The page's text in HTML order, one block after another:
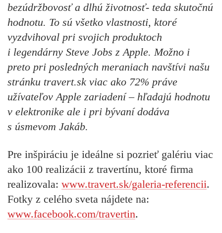
bezúdržbovosť a dlhú životnosť- teda skutočnú
hodnotu. To sú všetko vlastnosti, ktoré
vyzdvihoval pri svojich produktoch
i legendárny Steve Jobs z Apple. Možno i
preto pri posledných meraniach navštívi našu
stránku travert.sk viac ako 72% práve
užívateľov Apple zariadení – hľadajú hodnotu
v elektronike ale i pri bývaní dodáva
s úsmevom Jakáb.
Pre inšpiráciu je ideálne si pozrieť galériu viac
ako 100 realizácii z travertínu, ktoré firma
realizovala: www.travert.sk/galeria-referencii.
Fotky z celého sveta nájdete na:
www.facebook.com/travertin.